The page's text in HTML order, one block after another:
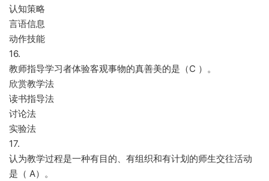
认知策略
言语信息
动作技能
16.
教师指导学习者体验客观事物的真善美的是（C ）。
欣赏教学法
读书指导法
讨论法
实验法
17.
认为教学过程是一种有目的、有组织和有计划的师生交往活动
是（ A）。